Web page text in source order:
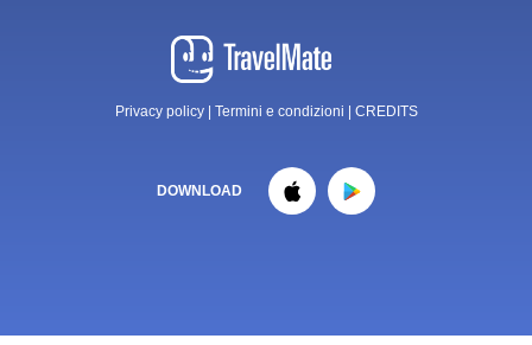
Privacy policy| Termini e condizioni CREDITS
DOWNLOAD